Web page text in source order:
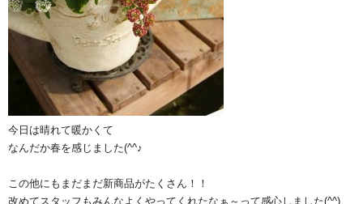
今日は晴れて暖かくて
なんだか春を感じました(^^♪
この他にもまだまだ新商品がたくさん！！
改めてスタッフもみんなよくやってくれたなぁ～って感心しました(^^)